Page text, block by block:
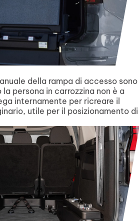
della rampa di accesso sono
persona in carrozzina non è a
internamente per ricreare il
utile per il posizionamento di